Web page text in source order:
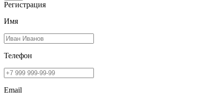
Регистрация
Имя
Телефон
Email